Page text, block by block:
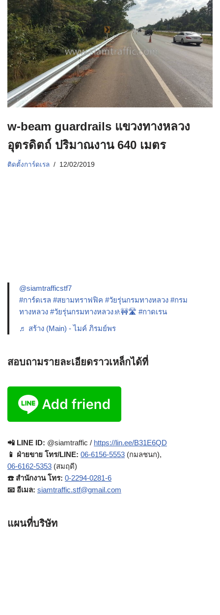
w-beam guardrails แขวงทางหลวง
อุตรดิตถ์ ปริมาณงาน 640 เมตร
ติดตั้งการ์ดเรล 12/02/2019
@siamtrafficstf7
#การ์ดเรล #สยามทราฟฟิค #วัยรุ่นกรมทางหลวง #กรม
ทางหลวง #วัยรุ่นกรมทางหลวง🚸🚧🛣️ #กาดเรน
♬ สร้าง (Main) - ไมค์ ภิรมย์พร
สอบถามรายละเอียดราวเหล็กได้ที่
📲 LINE ID: @siamtraffic / https://lin.ee/B31E6QD
📱 ฝ่ายขาย โทร/LINE: 06-6156-5553 (กมลชนก),
06-6162-5353 (สมฤดี)
☎️ สำนักงาน โทร: 0-2294-0281-6
📧 อีเมล: siamtraffic.stf@gmail.com
แผนที่บริษัท